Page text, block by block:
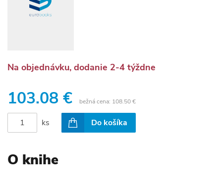
Na objednávku, dodanie 2-4 týždne
103.08 € bežná cena: 108.50 €
ks Do košíka
O knihe